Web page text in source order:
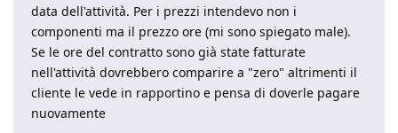
data dell'attività. Per i prezzi intendevo non i
componenti ma il prezzo ore (mi sono spiegato male).
Se le ore del contratto sono già state fatturate
nell'attività dovrebbero comparire a "zero" altrimenti il
cliente le vede in rapportino e pensa di doverle pagare
nuovamente